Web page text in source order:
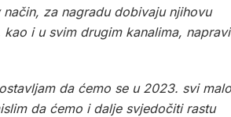
za nagradu dobivaju njihovu
i u svim drugim kanalima,
da ćemo se u 2023. svi malo
da ćemo i dalje svjedočiti rastu